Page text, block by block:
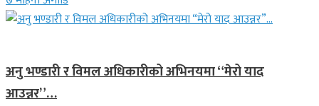
अनु भण्डारी र विमल अधिकारीको अभिनयमा “मेरो याद
आउन्नर”…